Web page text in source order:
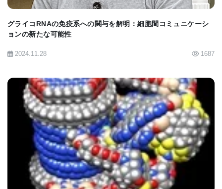
間で共通の課題が浮上しました。それは、化学生物
です。
ジャネリアでグループリーダーとしての研究を開始
した2022年、リー博士はこの問題を解決するため、
科学計算ソフトウェアチームと協力し、
「PEELing」と呼ばれる新しいプラットフォームを
開発しました。このツールは、空間プロテオミクス
グライコRNAの免疫系への関与を解明：細胞間コミュニケーシ
ョンの新たな可能性
2024.11.28 1687
BIOMARKET JP